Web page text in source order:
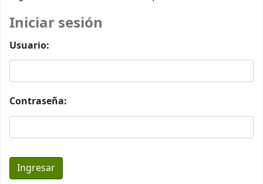
Iniciar sesión
Usuario:
Contraseña: